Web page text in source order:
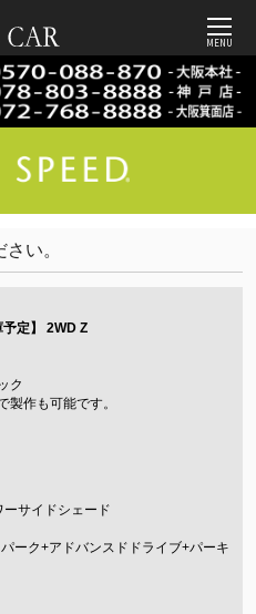
MENU
い。
定】 2WD Z
ク
作も可能です。
ーサイドシェード
ーク+アドバンスドドライブ+パーキ